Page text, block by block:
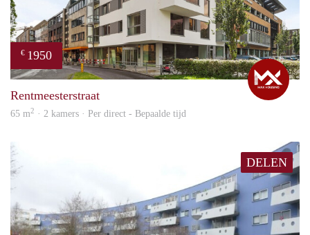
€ 1950
Max
Rentmeesterstraat
65 m2 · 2 kamers · Per direct - Bepaalde tijd
DELEN